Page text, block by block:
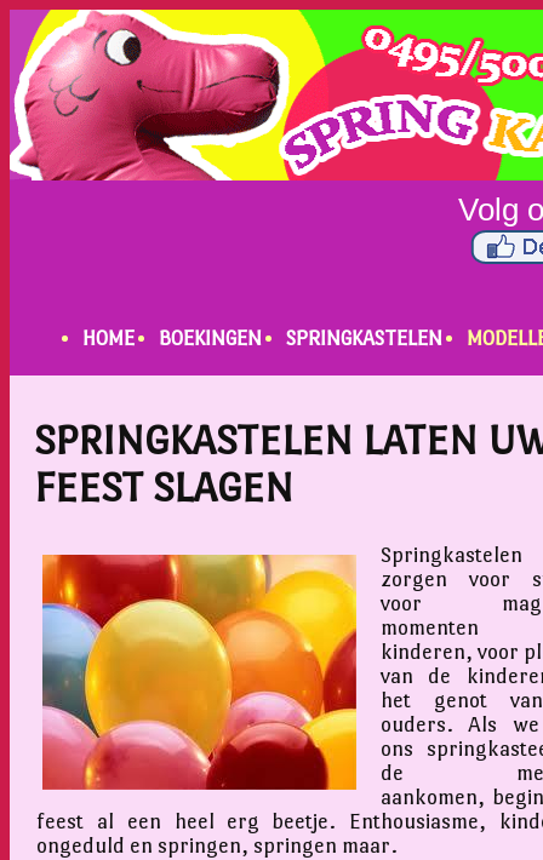
HOME BOEKINGEN SPRINGKASTELEN
SPRINGKASTELEN LATEN
FEEST SLAGEN
Springkastelen
zorgen voor
voor
momenten
kinderen, voor
van de
het genot
ouders. Als
ons
de
aankomen,
feest al een heel erg beetje. Enthousiasme,
ongeduld en springen, springen maar.